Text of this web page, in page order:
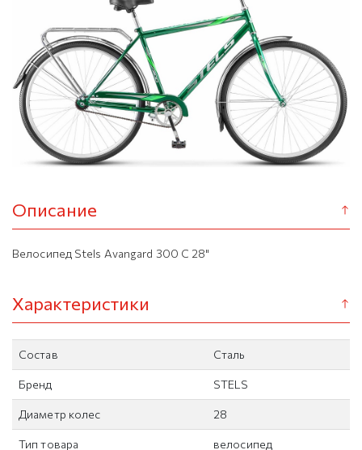
Описание
Велосипед Stels Avangard 300 C 28"
Характеристики
Состав Сталь
Бренд STELS
Диаметр колес 28
Тип товара велосипед